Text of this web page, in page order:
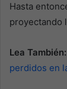
Hasta
proyectando
Lea También:
perdidos en